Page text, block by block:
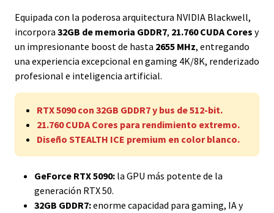
Equipada con la poderosa arquitectura NVIDIA Blackwell,
incorpora 32GB de memoria GDDR7, 21.760 CUDA Cores y
un impresionante boost de hasta 2655 MHz, entregando
una experiencia excepcional en gaming 4K/8K, renderizado
profesional e inteligencia artificial.
RTX 5090 con 32GB GDDR7 y bus de 512-bit.
21.760 CUDA Cores para rendimiento extremo.
Diseño STEALTH ICE premium en color blanco.
GeForce RTX 5090: la GPU más potente de la
generación RTX 50.
32GB GDDR7:enorme capacidad para gaming, IA y